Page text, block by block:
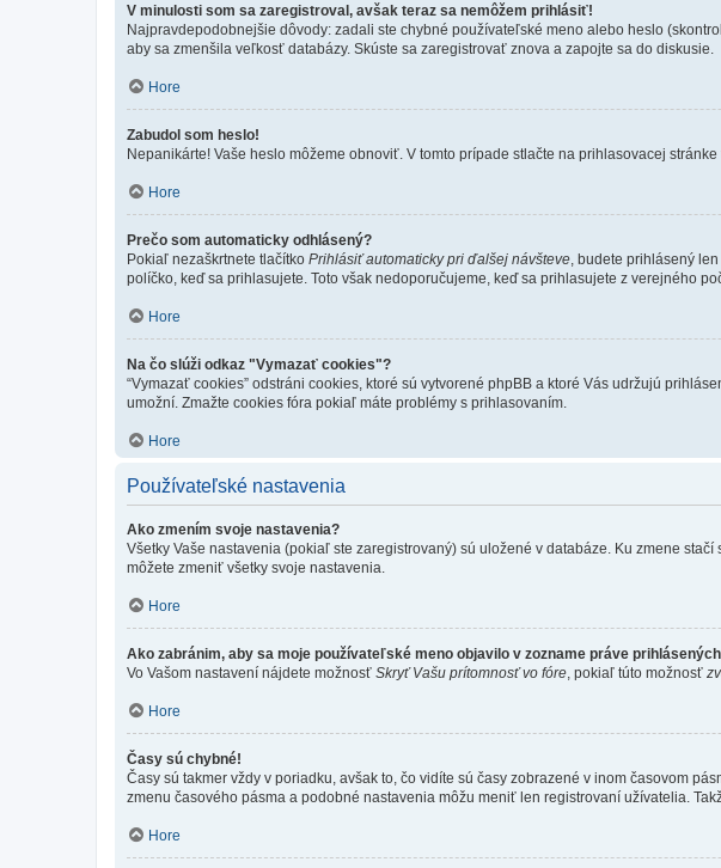
V minulosti som sa zaregistroval, avšak teraz sa nemôžem prihlásiť!
Najpravdepodobnejšie dôvody: zadali ste chybné používateľské meno alebo heslo
aby sa zmenšila veľkosť databázy. Skúste sa zaregistrovať znova a zapojte sa do diskusie.
Hore
Zabudol som heslo!
Nepanikárte! Vaše heslo môžeme obnoviť. V tomto prípade stlačte na prihlasovacej stránke
Hore
Prečo som automaticky odhlásený?
Pokiaľ nezaškrtnete tlačítko Prihlásiť automaticky pri ďalšej návšteve , budete prihlásený
políčko, keď sa prihlasujete. Toto však nedoporučujeme, keď sa prihlasujete z verejného
Hore
Na čo slúži odkaz "Vymazať cookies"?
“Vymazať cookies” odstráni cookies, ktoré sú vytvorené phpBB a ktoré Vás udržujú
umožní. Zmažte cookies fóra pokiaľ máte problémy s prihlasovaním.
Hore
Používateľské nastavenia
Ako zmením svoje nastavenia?
Všetky Vaše nastavenia (pokiaľ ste zaregistrovaný) sú uložené v databáze. Ku zmene
môžete zmeniť všetky svoje nastavenia.
Hore
Ako zabránim, aby sa moje používateľské meno objavilo v zozname práve
Vo Vašom nastavení nájdete možnosť Skryť Vašu prítomnosť vo fóre , pokiaľ túto možnosť
Hore
Časy sú chybné!
Časy sú takmer vždy v poriadku, avšak to, čo vidíte sú časy zobrazené v inom časovom
zmenu časového pásma a podobné nastavenia môžu meniť len registrovaní užívatelia.
Hore